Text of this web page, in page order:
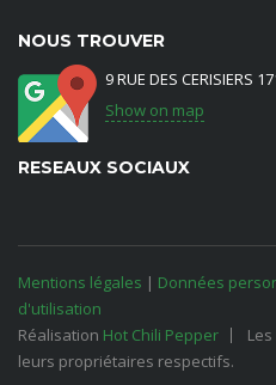
NOUS TROUVER
9 RUE DES CERISIERS
Show on map
RESEAUX SOCIAUX
Mentions légales | Données
d'utilisation
Réalisation Hot Chili Pepper
leurs propriétaires respectifs.